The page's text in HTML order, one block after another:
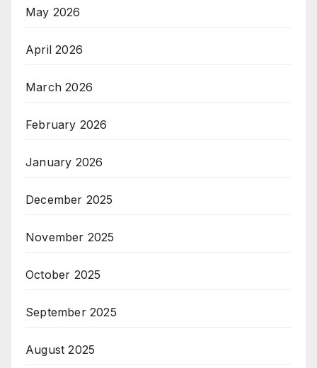
May 2026
April 2026
March 2026
February 2026
January 2026
December 2025
November 2025
October 2025
September 2025
August 2025